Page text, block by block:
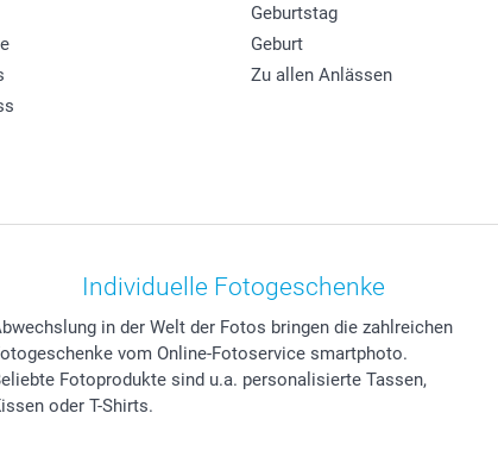
Geburtstag
Geburt
Zu allen Anlässen
Individuelle Fotogeschenke
in der Welt der Fotos bringen die zahlreichen
vom Online-Fotoservice smartphoto.
Fotoprodukte sind u.a. personalisierte Tassen,
oder T-Shirts.